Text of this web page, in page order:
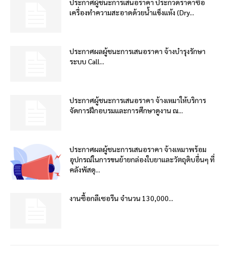
ประกาศผู้ชนะการเสนอราคา ประกวดราคาซื้อ
เครื่องทำความสะอาดด้วยน้ำแข็งแห้ง (Dry...
ประกาศผลผู้ชนะการเสนอราคา จ้างบำรุงรักษา
ระบบ Call...
ประกาศผู้ชนะการเสนอราคา จ้างเหมาให้บริการ
จัดการฝึกอบรมและการศึกษาดูงาน ณ...
ประกาศผลผู้ชนะการเสนอราคา จ้างเหมาพร้อม
อุปกรณ์ในการขนย้ายกล่องใบยาและวัตถุดิบอื่นๆ ที่
คลังพัสดุ...
งานซื้อกลีเซอรีน จำนวน 130,000...